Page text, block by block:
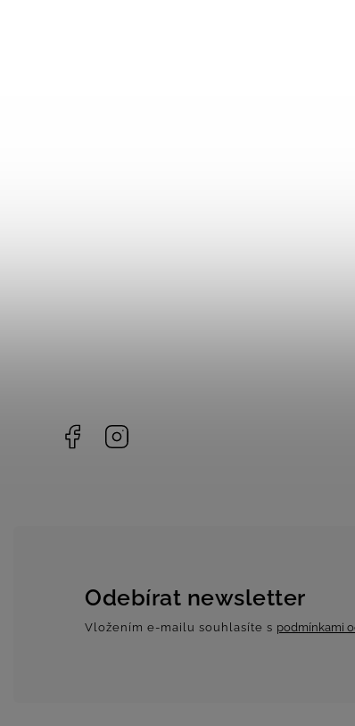
Facebook
Odebírat newsletter
Vložením e-mailu souhlasíte s podmínkami